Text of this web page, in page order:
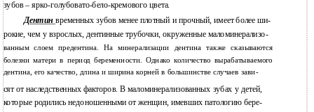
зубов – ярко-голубовато-бело-кремового цвета.
Дентинвременных зубов менее плотный и прочный, имеет более ши-
рокие, чем у взрослых, дентинные трубочки, окруженные маломинерализо-
ванным слоем предентина. На минерализации дентина также сказываются
болезни матери в период беременности. Однако количество вырабатываемого
дентина, его качество, длина и ширина корней в большинстве случаев зави-
сят от наследственных факторов. В маломинерализованных зубах у детей,
которые родились недоношенными от женщин, имевших патологию бере-